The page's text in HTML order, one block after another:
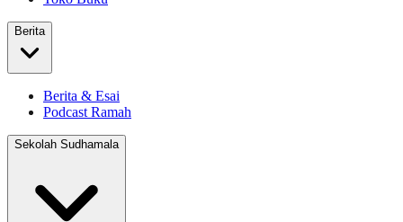
Berita
Berita & Esai
Podcast Ramah
Sekolah Sudhamala